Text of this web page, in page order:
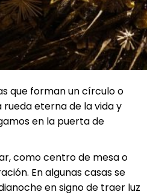
que forman un círculo o
eterna de la vida y
en la puerta de
como centro de mesa o
En algunas casas se
en signo de traer luz